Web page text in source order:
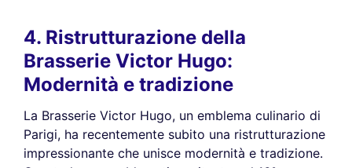
4. Ristrutturazione della
Brasserie Victor Hugo:
Modernità e tradizione
La Brasserie Victor Hugo, un emblema culinario di
Parigi, ha recentemente subito una ristrutturazione
impressionante che unisce modernità e tradizione.